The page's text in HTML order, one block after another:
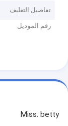
تفاصيل التغليف
رقم الموديل
Miss. betty